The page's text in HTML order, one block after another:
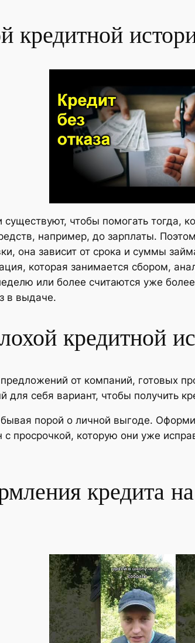
кредитной
чтобы помогать тогда,
например, до зарплаты.
она зависит от срока и суммы
которая занимается сбором,
или более считаются уже
в выдаче.
кредитной
от компаний, готовых
себя вариант, чтобы получить
порой о личной выгоде.
просрочкой, которую они уже
кредита